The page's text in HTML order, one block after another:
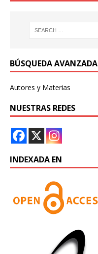
BÚSQUEDA AVANZADA
Autores y Materias
NUESTRAS REDES
INDEXADA EN